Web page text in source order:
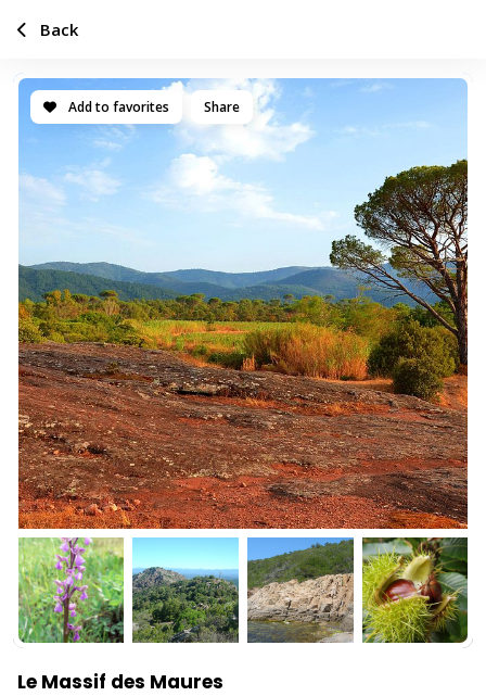
Add to favorites Share
Le Massif des Maures
Back